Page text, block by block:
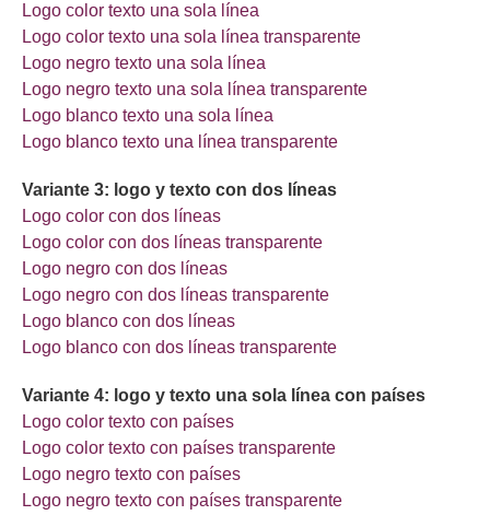
Logo color texto una sola línea
Logo color texto una sola línea transparente
Logo negro texto una sola línea
Logo negro texto una sola línea transparente
Logo blanco texto una sola línea
Logo blanco texto una línea transparente
Variante 3: logo y texto con dos líneas
Logo color con dos líneas
Logo color con dos líneas transparente
Logo negro con dos líneas
Logo negro con dos líneas transparente
Logo blanco con dos líneas
Logo blanco con dos líneas transparente
Variante 4: logo y texto una sola línea con países
Logo color texto con países
Logo color texto con países transparente
Logo negro texto con países
Logo negro texto con países transparente